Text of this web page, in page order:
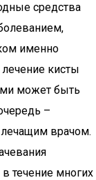
средства
именно
кисты
может быть
–
врачом.
течение многих